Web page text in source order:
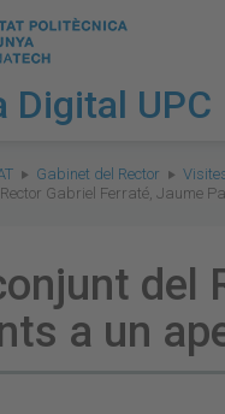
Digital UPC
Gabinet del Rector
Gabriel Ferraté, Jaume
del
a un